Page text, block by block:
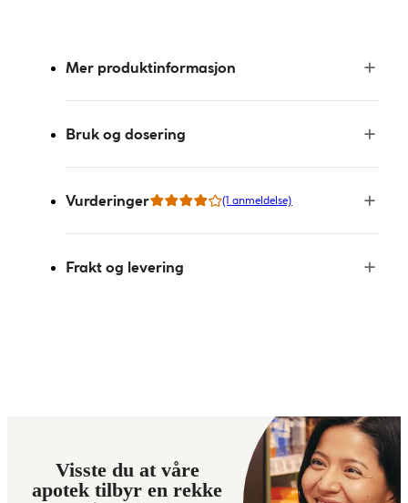
Mer produktinformasjon
Bruk og dosering
Vurderinger (1 anmeldelse)
Frakt og levering
Visste du at våre
apotek tilbyr en rekke